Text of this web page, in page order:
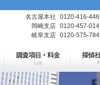
名古屋本社 0120-416-446
岡崎支店 0120-457-014
岐阜支店 0120-575-784